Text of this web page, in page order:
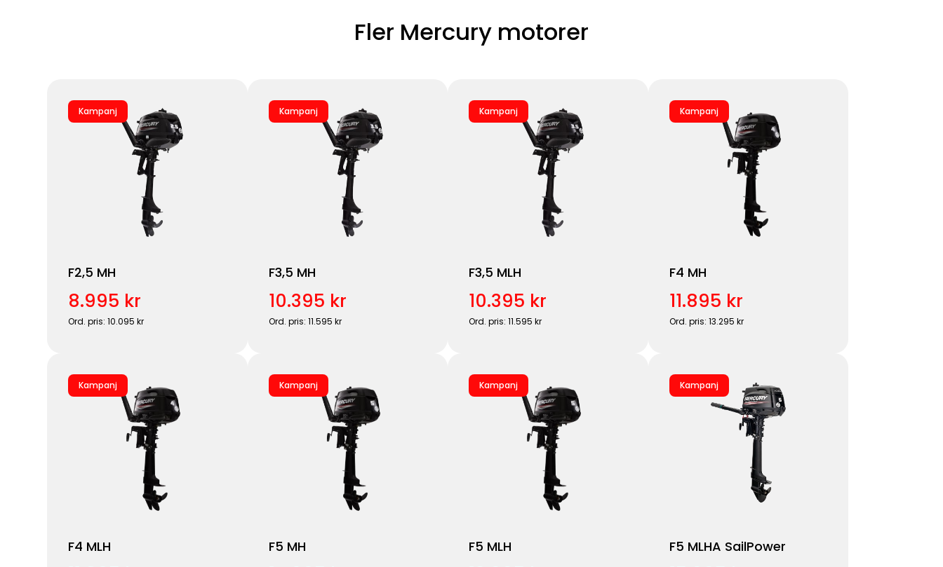
Fler Mercury motorer
Kampanj
F2,5 MH
8.995 kr
Ord. pris: 10.095 kr
Kampanj
F3,5 MH
10.395 kr
Ord. pris: 11.595 kr
Kampanj
F3,5 MLH
10.395 kr
Ord. pris: 11.595 kr
Kampanj
F4 MH
11.895 kr
Ord. pris: 13.295 kr
Kampanj
F4 MLH
Kampanj
F5 MH
Kampanj
F5 MLH
Kampanj
F5 MLHA SailPower